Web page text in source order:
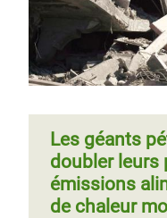
Les géants
doubler leurs
émissions
de chaleur